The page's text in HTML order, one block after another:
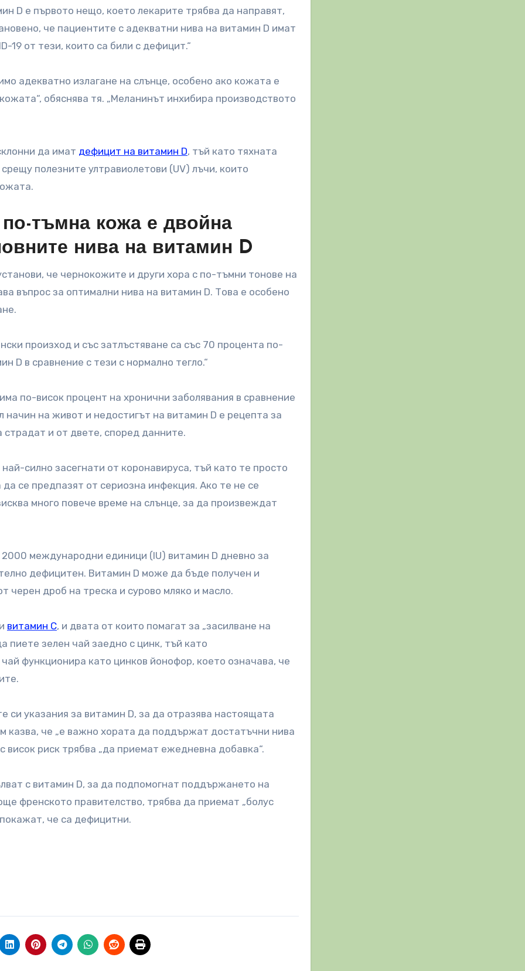
D е първото нещо, което лекарите трябва да направят,
че пациентите с адекватни нива на витамин D имат
19 от тези, които са били с дефицит.“
адекватно излагане на слънце, особено ако кожата е
обяснява тя. „Меланинът инхибира производството
да имат дефицит на витамин D, тъй като тяхната
полезните ултравиолетови (UV) лъчи, които
тъмна кожа е двойна
нива на витамин D
че чернокожите и други хора с по-тъмни тонове на
въпрос за оптимални нива на витамин D. Това е особено
произход и със затлъстяване са със 70 процента по-
D в сравнение с тези с нормално тегло.“
по-висок процент на хронични заболявания в сравнение
на живот и недостигът на витамин D е рецепта за
и от двете, според данните.
силно засегнати от коронавируса, тъй като те просто
се предпазят от сериозна инфекция. Ако те не се
много повече време на слънце, за да произвеждат
международни единици (IU) витамин D дневно за
дефицитен. Витамин D може да бъде получен и
черен дроб на треска и сурово мляко и масло.
витамин С, и двата от които помагат за „засилване на
пиете зелен чай заедно с цинк, тъй като
функционира като цинков йонофор, което означава, че
указания за витамин D, за да отразява настоящата
казва, че „е важно хората да поддържат достатъчни нива
висок риск трябва „да приемат ежедневна добавка“.
с витамин D, за да подпомогнат поддържането на
френското правителство, трябва да приемат „болус
че са дефицитни.